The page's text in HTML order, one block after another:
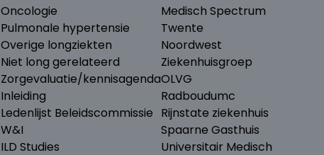
Oncologie
Pulmonale hypertensie
Overige longziekten
Niet long gerelateerd
Zorgevaluatie/kennisagenda
Inleiding
Ledenlijst Beleidscommissie
W&I
ILD Studies
Medisch Spectrum
Twente
Noordwest
Ziekenhuisgroep
OLVG
Radboudumc
Rijnstate ziekenhuis
Spaarne Gasthuis
Universitair Medisch